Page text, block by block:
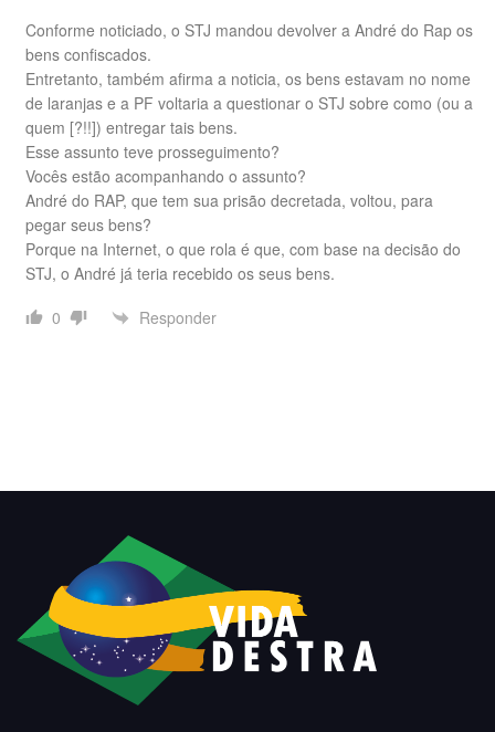
Conforme noticiado, o STJ mandou devolver a André do Rap os
bens confiscados.
Entretanto, também afirma a noticia, os bens estavam no nome
de laranjas e a PF voltaria a questionar o STJ sobre como (ou a
quem [?!!]) entregar tais bens.
Esse assunto teve prosseguimento?
Vocês estão acompanhando o assunto?
André do RAP, que tem sua prisão decretada, voltou, para
pegar seus bens?
Porque na Internet, o que rola é que, com base na decisão do
STJ, o André já teria recebido os seus bens.
0
Responder